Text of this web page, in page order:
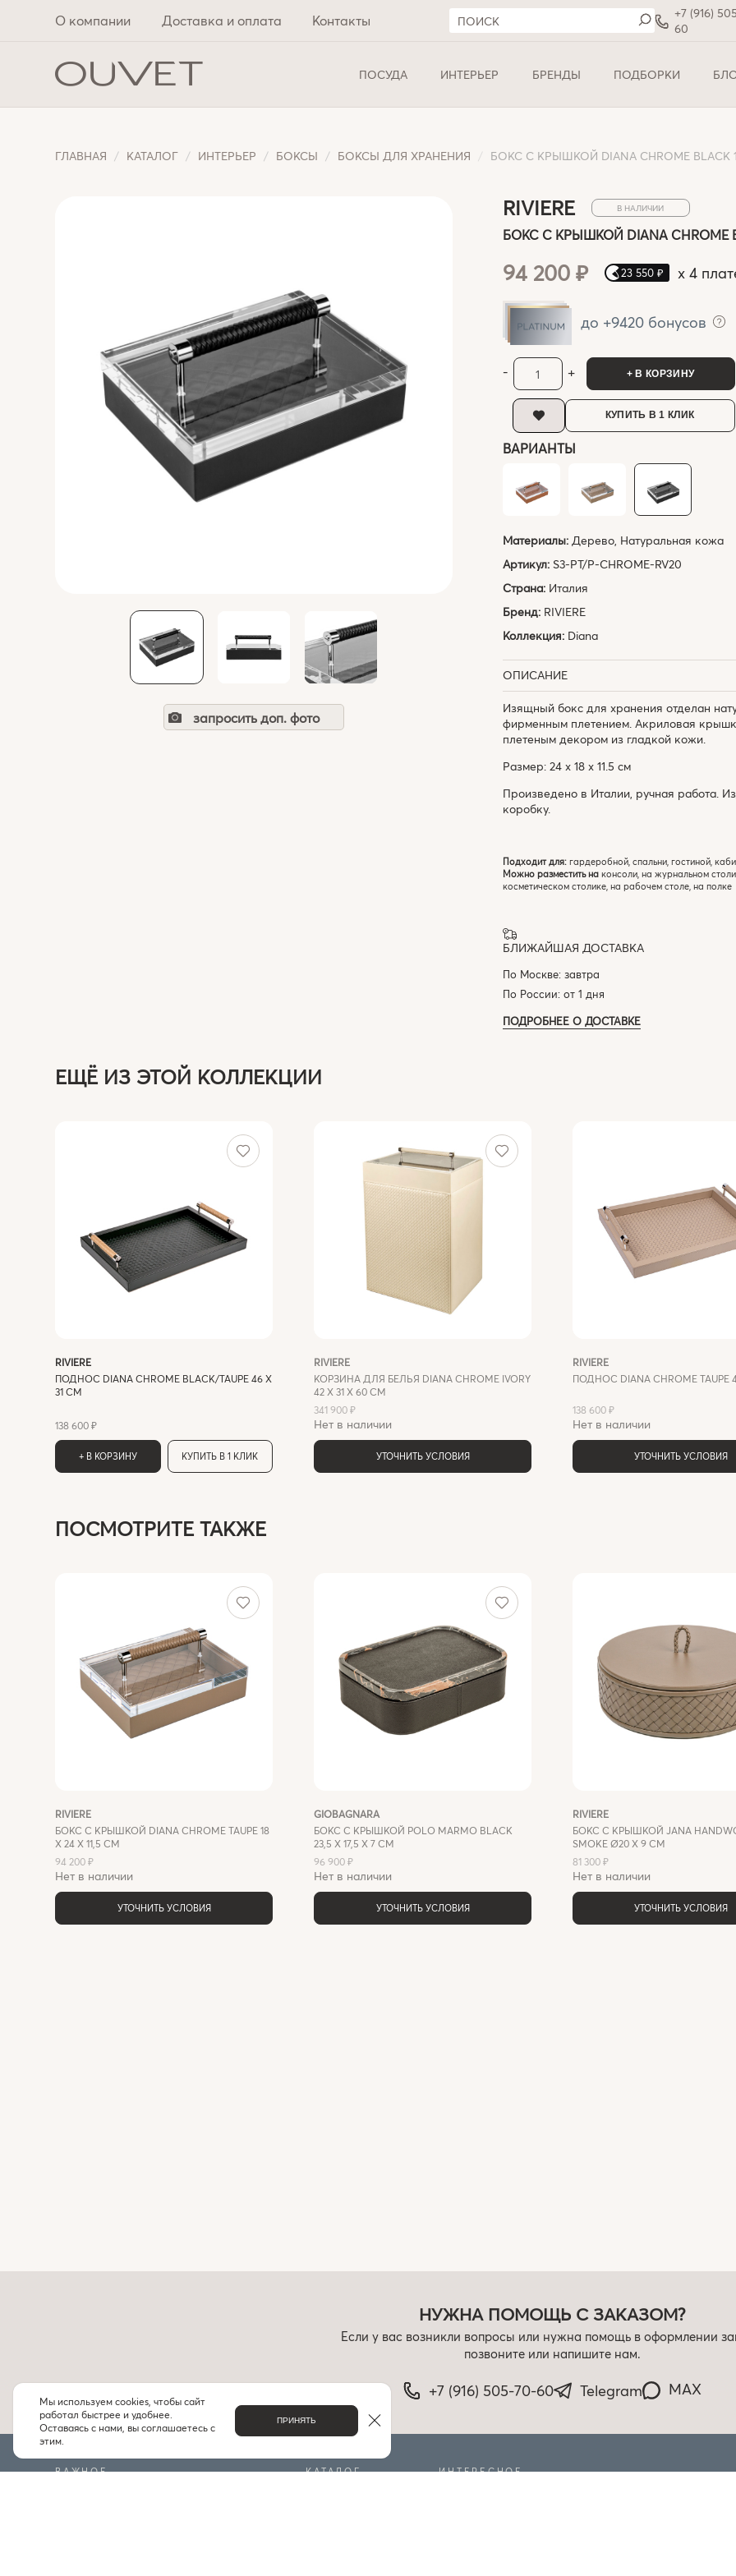
О компании Доставка и оплата Контакты
+7 (916)
60
ПОСУДА ИНТЕРЬЕР БРЕНДЫ ПОДБОРКИ
ГЛАВНАЯ КАТАЛОГ ИНТЕРЬЕР БОКСЫ БОКСЫ ДЛЯ ХРАНЕНИЯ БОКС С КРЫШКОЙ DIANA CHROME BLACK
запросить доп. фото
RIVIERE В НАЛИЧИИ
БОКС С КРЫШКОЙ DIANA CHROME
94 200 ₽ 23 550 ₽ x 4
до +9420 бонусов
- + + В КОРЗИНУ
КУПИТЬ В 1 КЛИК
ВАРИАНТЫ
Материалы: Дерево, Натуральная кожа
Артикул: S3-PT/P-CHROME-RV20
Страна: Италия
Бренд: RIVIERE
Коллекция: Diana
ОПИСАНИЕ
Изящный бокс для хранения отделан
фирменным плетением. Акриловая
плетеным декором из гладкой кожи.
Размер: 24 х 18 х 11.5 см
Произведено в Италии, ручная работа.
коробку.
Подходит для:гардеробной, спальни, гостиной,
Можно разместить наконсоли, на журнальном
косметическом столике, на рабочем столе, на полке
БЛИЖАЙШАЯ ДОСТАВКА
По Москве: завтра
По России: от 1 дня
ПОДРОБНЕЕ О ДОСТАВКЕ
ЕЩЁ ИЗ ЭТОЙ КОЛЛЕКЦИИ
RIVIERE
ПОДНОС DIANA CHROME BLACK/TAUPE 46 Х
31 СМ
138 600 ₽
+ В КОРЗИНУ КУПИТЬ В 1 КЛИК
RIVIERE
КОРЗИНА ДЛЯ БЕЛЬЯ DIANA CHROME IVORY
42 X 31 Х 60 СМ
341 900 ₽
Нет в наличии
УТОЧНИТЬ УСЛОВИЯ
RIVIERE
ПОДНОС DIANA CHROME TAUPE
138 600 ₽
Нет в наличии
УТОЧНИТЬ УСЛОВИЯ
ПОСМОТРИТЕ ТАКЖЕ
RIVIERE
БОКС С КРЫШКОЙ DIANA CHROME TAUPE 18
Х 24 Х 11,5 СМ
94 200 ₽
Нет в наличии
УТОЧНИТЬ УСЛОВИЯ
GIOBAGNARA
БОКС С КРЫШКОЙ POLO MARMO BLACK
23,5 X 17,5 X 7 СМ
96 900 ₽
Нет в наличии
УТОЧНИТЬ УСЛОВИЯ
RIVIERE
БОКС С КРЫШКОЙ JANA
SMOKE Ø20 X 9 СМ
81 300 ₽
Нет в наличии
УТОЧНИТЬ УСЛОВИЯ
НУЖНА ПОМОЩЬ С ЗАКАЗОМ?
Если у вас возникли вопросы или нужна помощь в оформлении
позвоните или напишите нам.
+7 (916) 505-70-60 Telegram MAX
ВАЖНОЕ КАТАЛОГ ИНТЕРЕСНОЕ
Мы используем cookies, чтобы сайт
работал быстрее и удобнее.
Оставаясь с нами, вы соглашаетесь с
этим.
ПРИНЯТЬ